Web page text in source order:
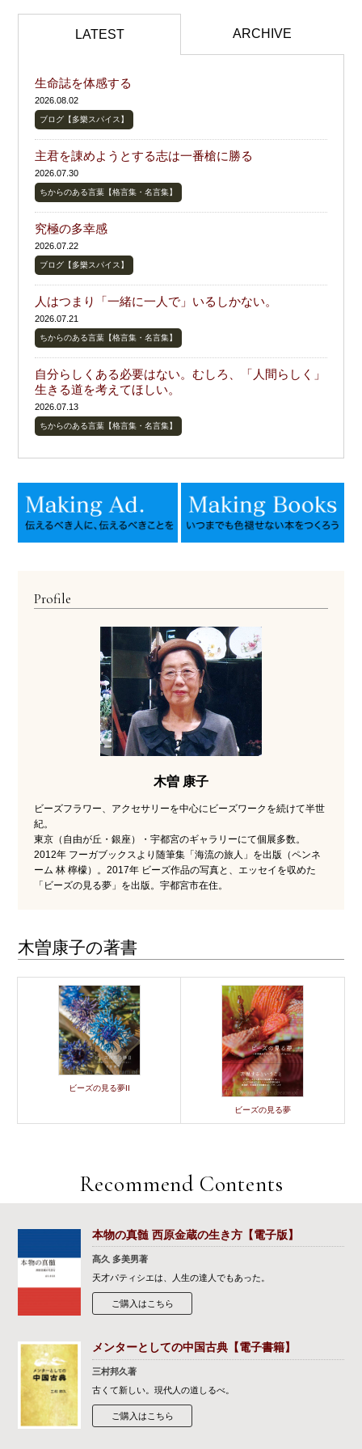
LATEST ARCHIVE
生命誌を体感する
2026.08.02
ブログ【多樂スパイス】
主君を諌めようとする志は一番槍に勝る
2026.07.30
ちからのある言葉【格言集・名言集】
究極の多幸感
2026.07.22
ブログ【多樂スパイス】
人はつまり「一緒に一人で」いるしかない。
2026.07.21
ちからのある言葉【格言集・名言集】
自分らしくある必要はない。むしろ、「人間らしく」
生きる道を考えてほしい。
2026.07.13
ちからのある言葉【格言集・名言集】
Profile
木曽 康子
ビーズフラワー、アクセサリーを中心にビーズワークを続けて半世
紀。
東京（自由が丘・銀座）・宇都宮のギャラリーにて個展多数。
2012年 フーガブックスより随筆集「海流の旅人」を出版（ペンネ
ーム 林 檸檬）。2017年 ビーズ作品の写真と、エッセイを収めた
「ビーズの見る夢」を出版。宇都宮市在住。
木曽康子の著書
ビーズの見る夢II
ビーズの見る夢
Recommend Contents
本物の真髄 西原金蔵の生き方【電子版】
髙久 多美男著
天才パティシエは、人生の達人でもあった。
ご購入はこちら
メンターとしての中国古典【電子書籍】
三村邦久著
古くて新しい。現代人の道しるべ。
ご購入はこちら